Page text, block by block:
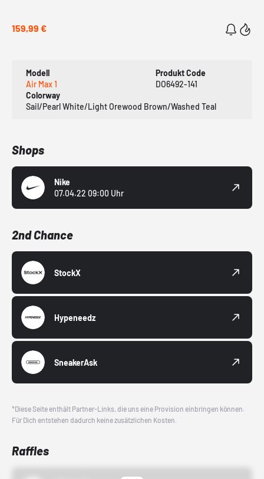
159,99 €
Modell
Air Max 1
Produkt Code
DO6492-141
Colorway
Sail/Pearl White/Light Orewood Brown/Washed Teal
Shops
Nike
07.04.22 09:00 Uhr
2nd Chance
StockX
Hypeneedz
SneakerAsk
*Diese Seite enthält Partner-Links, die uns eine Provision einbringen können.
Für Dich entstehen dadurch keine zusätzlichen Kosten.
Raffles